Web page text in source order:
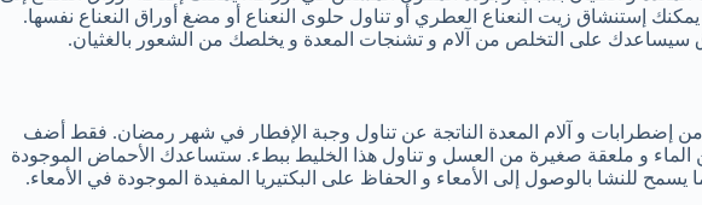
يمكنك إستنشاق زيت النعناع العطري أو تناول حلوى النعناع أو مضغ أوراق النعناع نفسها.
سيساعدك على التخلص من آلام و تشنجات المعدة و يخلصك من الشعور بالغثيان.
من إضطرابات و آلام المعدة الناتجة عن تناول وجبة الإفطار في شهر رمضان. فقط أضف
و ملعقة صغيرة من العسل و تناول هذا الخليط ببطء. ستساعدك الأحماض الموجودة
للنشا بالوصول إلى الأمعاء و الحفاظ على البكتيريا المفيدة الموجودة في الأمعاء.